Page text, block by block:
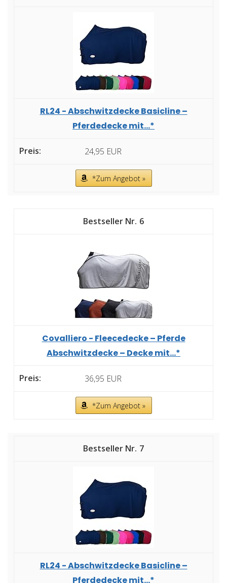
RL24 - Abschwitzdecke Basicline –
Pferdedecke mit...*
24,95 EUR
*Zum Angebot »
6
Covalliero - Fleecedecke – Pferde
Abschwitzdecke – Decke mit...*
36,95 EUR
*Zum Angebot »
7
RL24 - Abschwitzdecke Basicline –
Pferdedecke mit...*